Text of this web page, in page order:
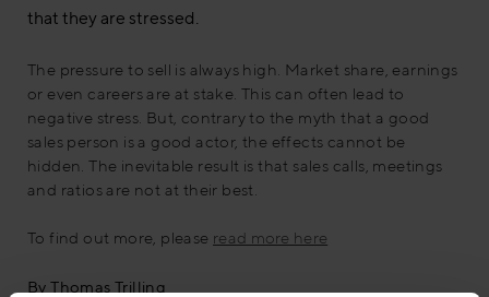
that they are stressed.
The pressure to sell is always high. Market share, earnings
or even careers are at stake. This can often lead to
negative stress. But, contrary to the myth that a good
sales person is a good actor, the effects cannot be
hidden. The inevitable result is that sales calls, meetings
and ratios are not at their best.
To find out more, please read more here
By Thomas Trilling